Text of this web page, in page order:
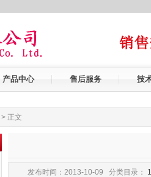
产品中心 售后服务 技
> 正文
发布时间：2013-10-09 分类目录：